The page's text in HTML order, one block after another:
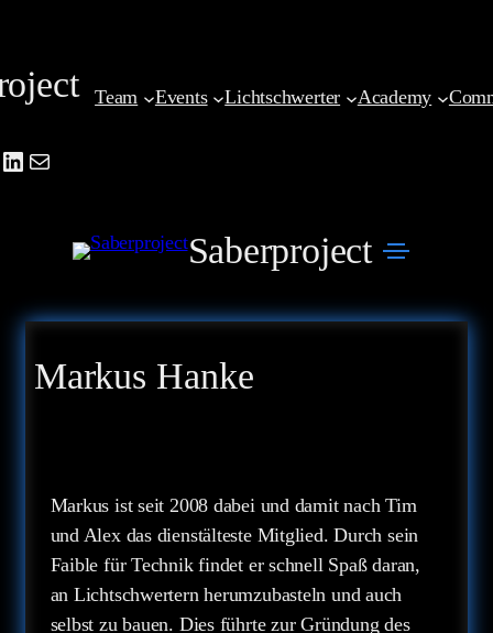
springen
Mail
Team Events Lichtschwerter Academy
Saberproject
Markus Hanke
Markus ist seit 2008 dabei und damit nach Tim
und Alex das dienstälteste Mitglied. Durch sein
Faible für Technik findet er schnell Spaß daran,
an Lichtschwertern herumzubasteln und auch
selbst zu bauen. Dies führte zur Gründung des